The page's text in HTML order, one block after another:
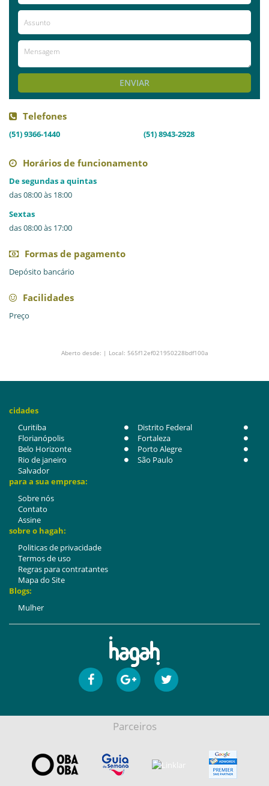
Já visitou este local?aproveite e deixe sua avaliação!
Avaliações
ENVIAR
Telefones
(51) 9366-1440 (51) 8943-2928
Horários de funcionamento
De segundas a quintas
das 08:00 às 18:00
Sextas
das 08:00 às 17:00
Formas de pagamento
Depósito bancário
Facilidades
Preço
Aberto desde: | Local: 565f12ef021950228bdf100a
cidades
Curitiba
Distrito Federal
Florianópolis
Fortaleza
Belo Horizonte
Porto Alegre
Rio de janeiro
São Paulo
Salvador
para a sua empresa:
Sobre nós
Contato
Assine
sobre o hagah:
Politicas de privacidade
Termos de uso
Regras para contratantes
Mapa do Site
Blogs:
Mulher
Parceiros